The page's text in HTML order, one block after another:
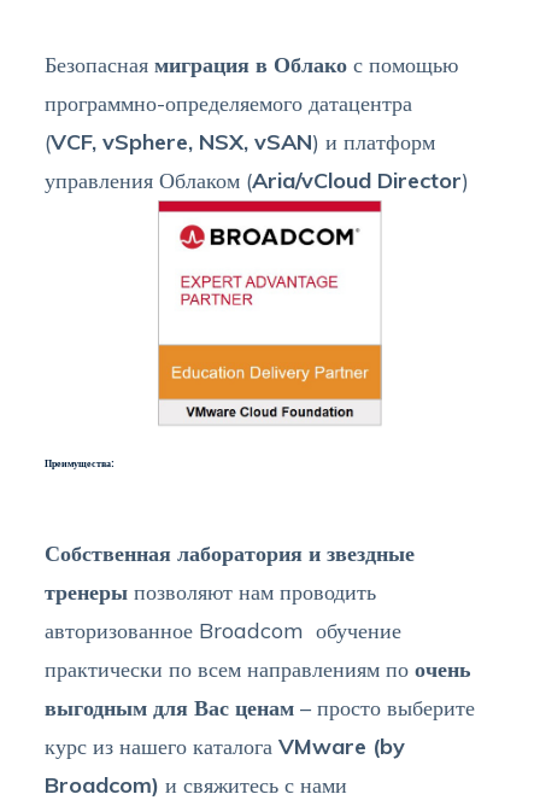
Безопаснаямиграция в Облако с помощью
программно-определяемого датацентра
(VCF,vSphere, NSX, vSAN) и платформ
управления Облаком (Aria/vCloud Director)
Преимущества:
Собственная лаборатория и звездные
тренеры позволяют нам проводить
авторизованное Broadcom обучение
практически по всем направлениям поочень
выгодным для Вас ценам – просто выберите
курс из нашего каталогаVMware (by
Broadcom) и свяжитесь с нами